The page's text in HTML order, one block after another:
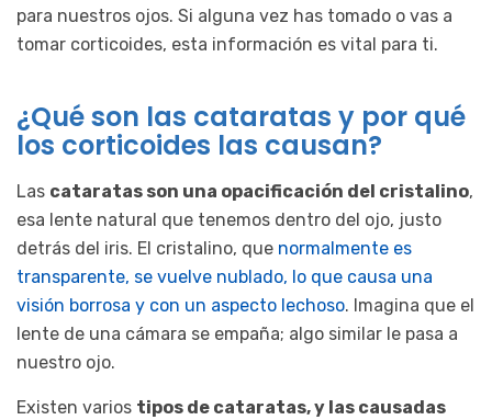
para nuestros ojos. Si alguna vez has tomado o vas a
tomar corticoides, esta información es vital para ti.
¿Qué son las cataratas y por qué
los corticoides las causan?
Las cataratas son una opacificación del cristalino,
esa lente natural que tenemos dentro del ojo, justo
detrás del iris. El cristalino, que normalmente es
transparente, se vuelve nublado, lo que causa una
visión borrosa y con un aspecto lechoso. Imagina que el
lente de una cámara se empaña; algo similar le pasa a
nuestro ojo.
Existen varios tipos de cataratas, y las causadas